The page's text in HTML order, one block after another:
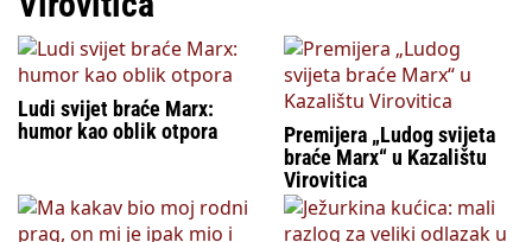
Ludi svijet braće Marx:
humor kao oblik otpora
Premijera „Ludog svijeta
braće Marx“ u Kazalištu
Virovitica